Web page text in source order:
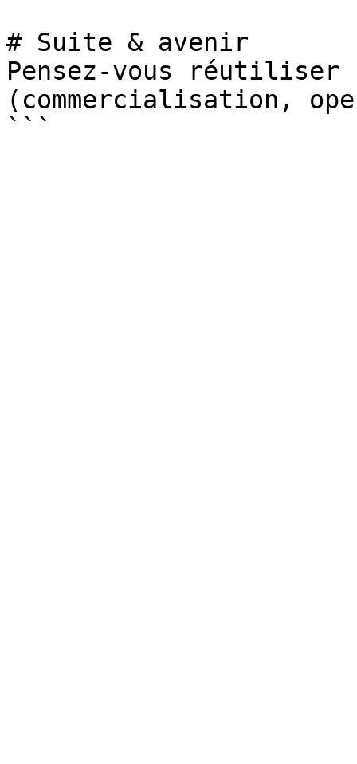
# Suite & avenir
Pensez-vous
(commercialisation,